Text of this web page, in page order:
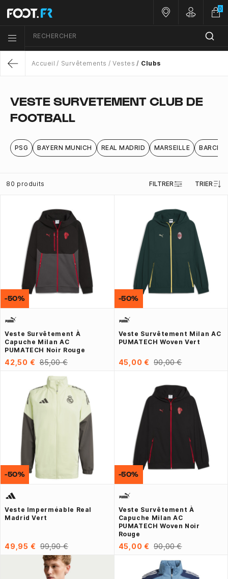
Menu list icon
RECHERCHER
Nos magasins
Customer
0
Accueil Survêtements Vestes Clubs
VESTE SURVETEMENT CLUB DE
FOOTBALL
PSG BAYERN MUNICH REAL MADRID MARSEILLE
80 produits FILTRER TRIER
Veste Survêtement À
Capuche Milan AC
PUMATECH Noir Rouge
42,50 € 85,00 €
-50%
Veste Survêtement Milan AC
PUMATECH Woven Vert
45,00 € 90,00 €
-50%
Veste Imperméable Real
Madrid Vert
49,95 € 99,90 €
-50%
Veste Survêtement À
Capuche Milan AC
PUMATECH Woven Noir
Rouge
45,00 € 90,00 €
-50%